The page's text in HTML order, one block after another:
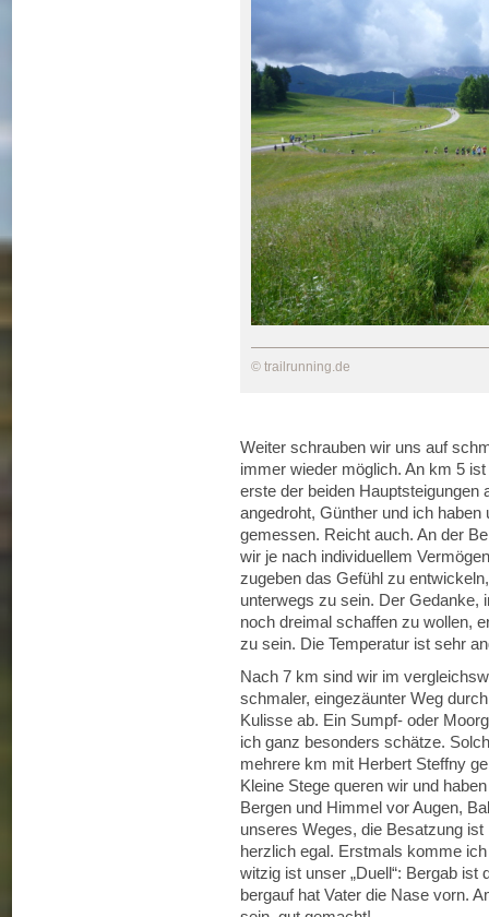
© trailrunning.de
Weiter schrauben wir uns auf
immer wieder möglich. An km 5
erste der beiden Hauptsteigungen
angedroht, Günther und ich
gemessen. Reicht auch. An der
wir je nach individuellem
zugeben das Gefühl zu
unterwegs zu sein. Der Gedanke,
noch dreimal schaffen zu wollen,
zu sein. Die Temperatur ist sehr
Nach 7 km sind wir im
schmaler, eingezäunter Weg
Kulisse ab. Ein Sumpf- oder
ich ganz besonders schätze.
mehrere km mit Herbert Steffny
Kleine Stege queren wir und
Bergen und Himmel vor Augen,
unseres Weges, die Besatzung
herzlich egal. Erstmals komme
witzig ist unser „Duell“: Bergab ist
bergauf hat Vater die Nase vorn.